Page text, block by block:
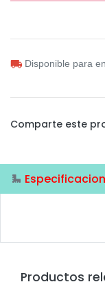
Disponible para
Comparte este
Productos